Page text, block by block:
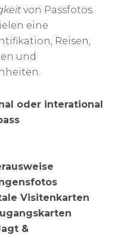
von Passfotos
eine
Reisen,
und
oder interational
Visitenkarten
&